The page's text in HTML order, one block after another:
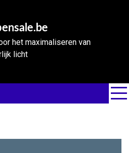
het maximaliseren van
licht